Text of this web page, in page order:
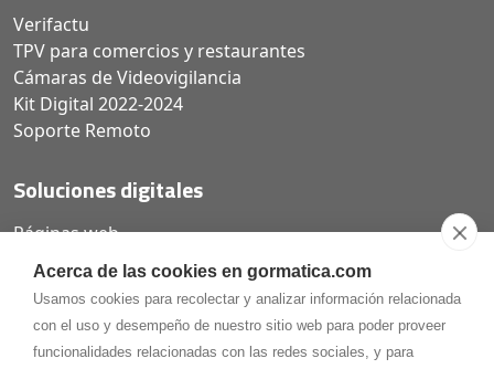
Acerca de las cookies en gormatica.com
Usamos cookies para recolectar y analizar información relacionada
con el uso y desempeño de nuestro sitio web para poder proveer
funcionalidades relacionadas con las redes sociales, y para
Verifactu
TPV para comercios y restaurantes
Cámaras de Videovigilancia
Kit Digital 2022-2024
Soporte Remoto
Soluciones digitales
Páginas web
Tiendas online